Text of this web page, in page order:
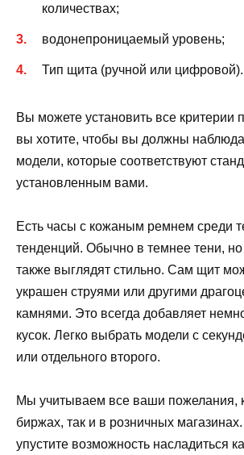
количествах;
водонепроницаемый уровень;
Тип щита (ручной или цифровой).
Вы можете установить все критерии
вы хотите, чтобы вы должны
модели, которые соответствуют
установленным вами.
Есть часы с кожаным ремнем среди
тенденций. Обычно в темнее тени,
также выглядят стильно. Сам щит
украшен струями или другими
камнями. Это всегда добавляет
кусок. Легко выбрать модели с
или отдельного второго.
Мы учитываем все ваши пожелания,
биржах, так и в розничных
упустите возможность насладиться